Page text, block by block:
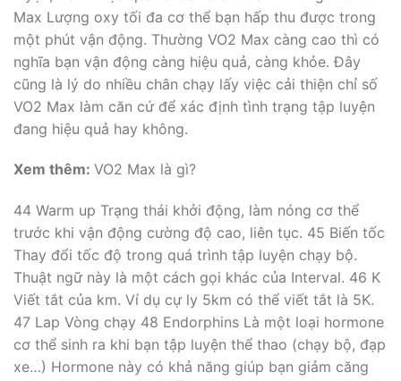
Max Lượng oxy tối đa cơ thể bạn hấp thu được trong
một phút vận động. Thường VO2 Max càng cao thì có
nghĩa bạn vận động càng hiệu quả, càng khỏe. Đây
cũng là lý do nhiều chân chạy lấy việc cải thiện chỉ số
VO2 Max làm căn cứ để xác định tình trạng tập luyện
đang hiệu quả hay không.
Xem thêm: VO2 Max là gì?
44 Warm up Trạng thái khởi động, làm nóng cơ thể
trước khi vận động cường độ cao, liên tục. 45 Biến tốc
Thay đổi tốc độ trong quá trình tập luyện chạy bộ.
Thuật ngữ này là một cách gọi khác của Interval. 46 K
Viết tắt của km. Ví dụ cự ly 5km có thể viết tắt là 5K.
47 Lap Vòng chạy 48 Endorphins Là một loại hormone
cơ thể sinh ra khi bạn tập luyện thể thao (chạy bộ, đạp
xe…) Hormone này có khả năng giúp bạn giảm căng